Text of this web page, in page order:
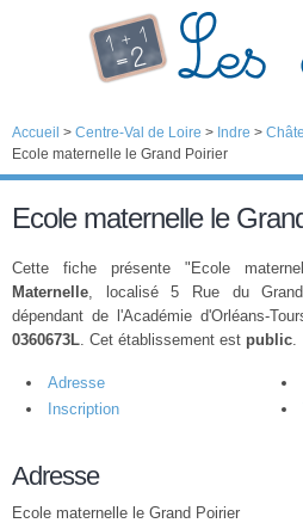
Accueil > Centre-Val de Loire > Indre >
Ecole maternelle le Grand Poirier
Ecole maternelle le
Cette fiche présente "Ecole
Maternelle, localisé 5 Rue du Grand
dépendant de l'Académie d'Orléans-
0360673L. Cet établissement est public.
Adresse
Inscription
Adresse
Ecole maternelle le Grand Poirier